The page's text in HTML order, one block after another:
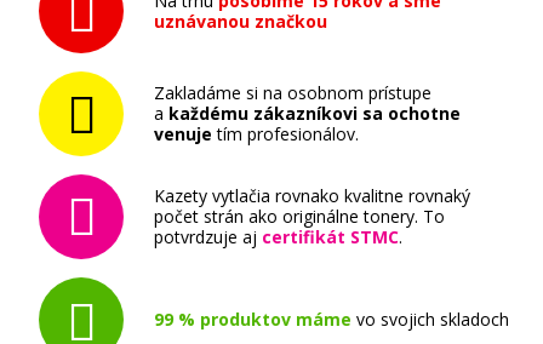
Originálny toner
49,90 €
uznávanou značkou
Zakladáme si na osobnom prístupe
a každému zákazníkovi sa ochotne
venuje tím profesionálov.
Kazety vytlačia rovnako kvalitne rovnaký
počet strán ako originálne tonery. To
potvrdzuje aj certifikát STMC.
99 % produktov máme vo svojich skladoch